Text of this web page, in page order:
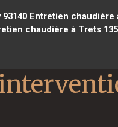
Entretien chaudière
chaudière à Trets